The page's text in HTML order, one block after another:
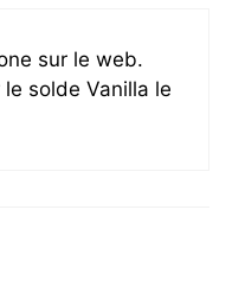
sur le web.
solde Vanilla le